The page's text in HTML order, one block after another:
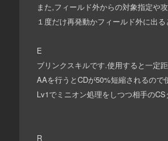
また,フィールド外からの対象指定や
１度だけ再発動かフィールド外に出
E
ブリンクスキルです.使用すると一定
AAを行うとCDが50%短縮されるの
Lv1でミニオン処理をしつつ相手の
R